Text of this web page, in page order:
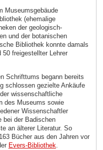
Museumsgebäude
(ehemalige
der geologisch-
und der botanischen
Bibliothek konnte damals
freigestellter Lehrer
Schrifttums begann bereits
schlossen gezielte Ankäufe
wissenschaftliche
des Museums sowie
Wissenschaftler
bei der Badischen
an älterer Literatur. So
Bücher aus den Jahren vor
Evers-Bibliothek.